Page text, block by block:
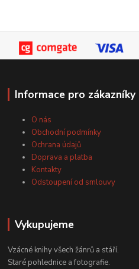
Informace pro zákazníky
O nás
Obchodní podmínky
Ochrana údajů
Doprava a platba
Kontakty
Odstoupení od smlouvy
Vykupujeme
Vzácné knihy všech žánrů a stáří.
Staré pohlednice a fotografie.